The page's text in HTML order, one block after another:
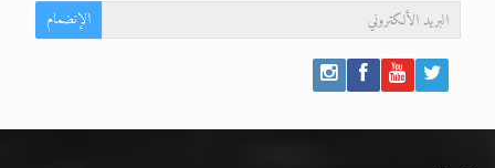
الإنضمام